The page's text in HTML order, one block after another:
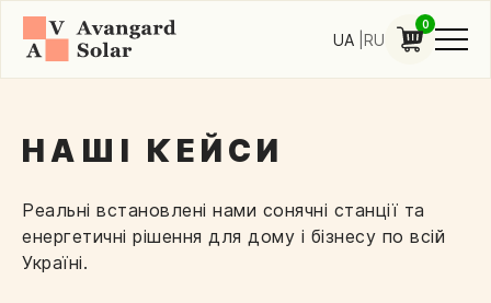
UA RU
0
НАШІ КЕЙСИ
Реальні встановлені нами сонячні станції та
енергетичні рішення для дому і бізнесу по всій
Україні.